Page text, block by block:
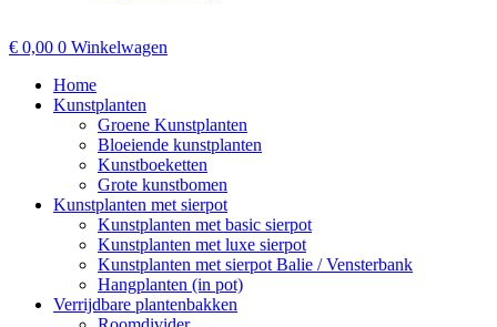
€ 0,00 0 Winkelwagen
Home
Kunstplanten
Groene Kunstplanten
Bloeiende kunstplanten
Kunstboeketten
Grote kunstbomen
Kunstplanten met sierpot
Kunstplanten met basic sierpot
Kunstplanten met luxe sierpot
Kunstplanten met sierpot Balie / Vensterbank
Hangplanten (in pot)
Verrijdbare plantenbakken